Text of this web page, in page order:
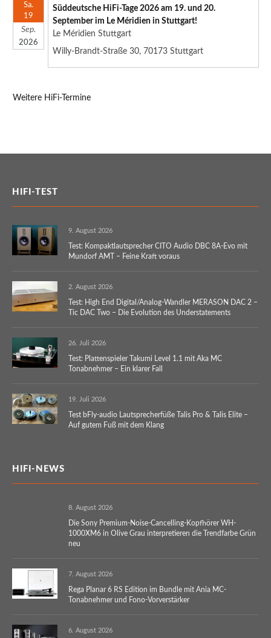
Sa.
19
Sep.
2026
Süddeutsche HiFi-Tage 2026 am 19. und 20.
September im Le Méridien in Stuttgart!
Le Méridien Stuttgart
Willy-Brandt-Straße 30, 70173 Stuttgart
Weitere HiFi-Termine
HIFI-TEST
9. August 2026
Test: Kompaktlautsprecher CITO Audio DBC 8A-Evo mit
Mundorf AMT – Feine Kraft voraus
2. August 2026
Test: High End Digital/Analog-Wandler MERASON DAC 2 –
Tic DAC Two – Die Evolution des Understatements
26. Juli 2026
Test: Plattenspieler Takumi Level 1.1 mit Aka MC
Tonabnehmer – Ein klarer Fall
19. Juli 2026
Test bFly-audio Lautsprecherfüße Talis Pro & Talis Elite –
Auf gutem Fuß mit dem Klang
HIFI-NEWS
8. August 2026
Die Sony Premium-Noise-Cancelling-Kopfhörer WH-
1000XM6 in Olive Grau interpretieren die Trendfarbe Grün
neu
7. August 2026
Rega Planar 6 RS Edition im Bundle mit Ania MC-
Tonabnehmer und Fono-Vorverstärker
6. August 2026